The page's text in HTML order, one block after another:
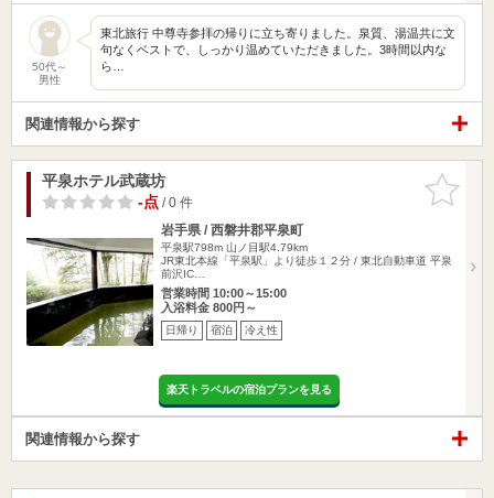
50代～
男性
東北旅行 中尊寺参拝の帰りに立ち寄りました。泉質、湯温共に文
句なくベストで、しっかり温めていただきました。3時間以内な
ら…
関連情報から探す
お気に入
りに追加
平泉ホテル武蔵坊
-点/ 0 件
岩手県 / 西磐井郡平泉町
平泉駅798m 山ノ目駅4.79km
JR東北本線「平泉駅」より徒歩１２分 / 東北自動車道 平泉
前沢IC…
営業時間 10:00～15:00
入浴料金 800円～
日帰り 宿泊 冷え性
楽天トラベルの宿泊プランを見る
関連情報から探す